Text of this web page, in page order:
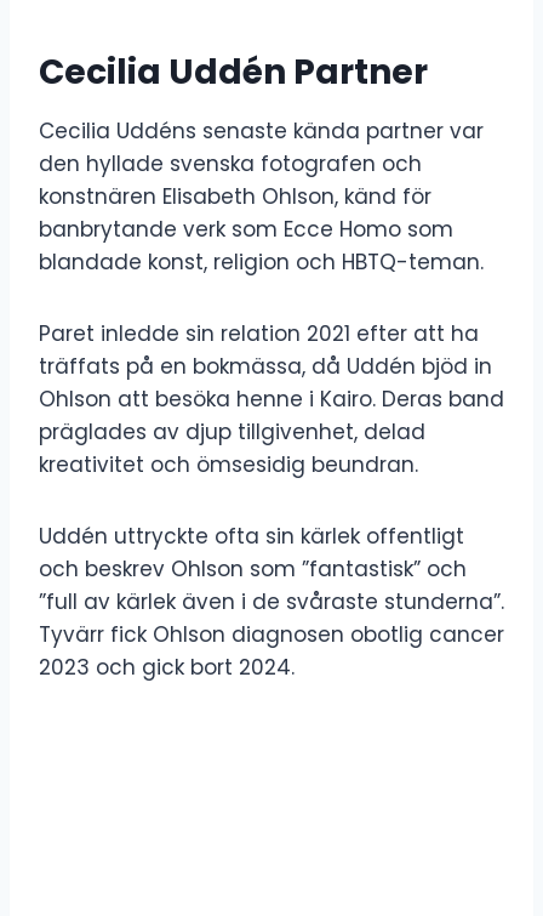
Cecilia Uddén Partner
Cecilia Uddéns senaste kända partner var
den hyllade svenska fotografen och
konstnären Elisabeth Ohlson, känd för
banbrytande verk som Ecce Homo som
blandade konst, religion och HBTQ-teman.
Paret inledde sin relation 2021 efter att ha
träffats på en bokmässa, då Uddén bjöd in
Ohlson att besöka henne i Kairo. Deras band
präglades av djup tillgivenhet, delad
kreativitet och ömsesidig beundran.
Uddén uttryckte ofta sin kärlek offentligt
och beskrev Ohlson som ”fantastisk” och
”full av kärlek även i de svåraste stunderna”.
Tyvärr fick Ohlson diagnosen obotlig cancer
2023 och gick bort 2024.